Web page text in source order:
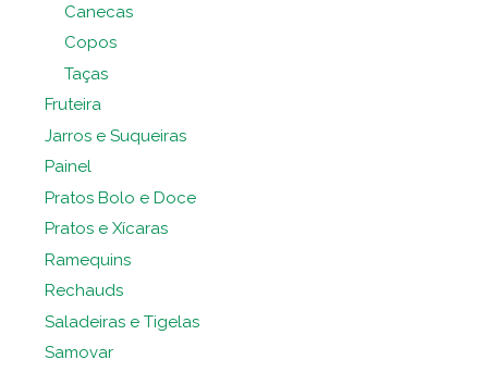
Canecas
Copos
Taças
Fruteira
Jarros e Suqueiras
Painel
Pratos Bolo e Doce
Pratos e Xícaras
Ramequins
Rechauds
Saladeiras e Tigelas
Samovar